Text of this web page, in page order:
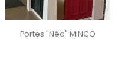
Portes "Néo" MINCO